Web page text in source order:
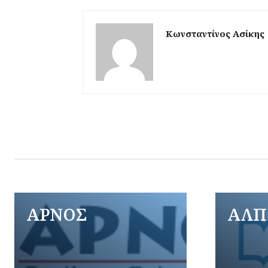
Κωνσταντίνος Ασίκης
ΑΡΝΟΣ ΑΛΠ